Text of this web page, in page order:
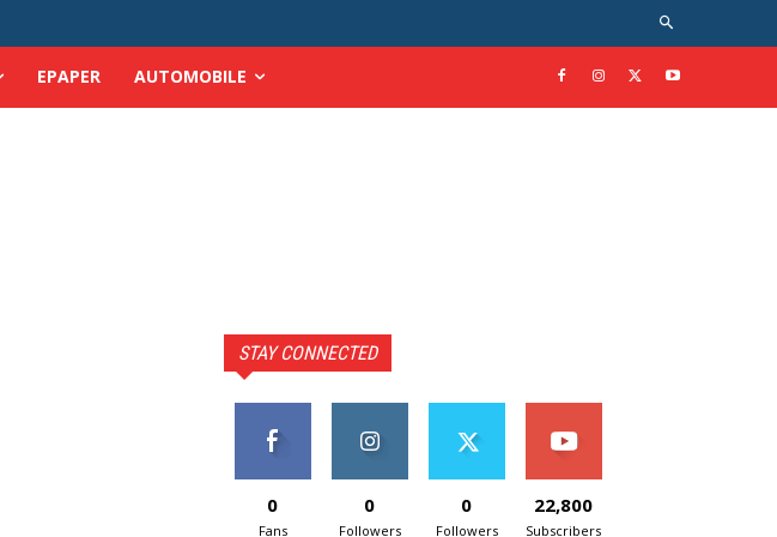
EPAPER AUTOMOBILE
STAY CONNECTED
0
Fans
0
Followers
0
Followers
22,800
Subscribers